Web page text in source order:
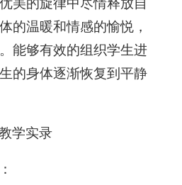
的温暖和情感的愉悦，
能够有效的组织学生进
的身体逐渐恢复到平静
学实录